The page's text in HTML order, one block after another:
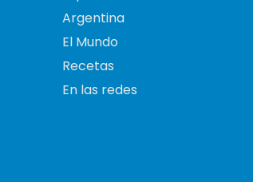
Argentina
El Mundo
Recetas
En las redes